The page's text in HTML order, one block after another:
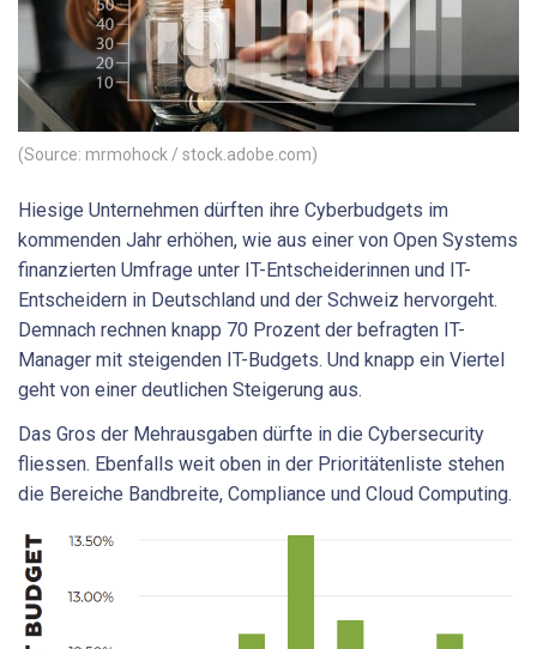
(Source: mrmohock / stock.adobe.com)
Hiesige Unternehmen dürften ihre Cyberbudgets im
kommenden Jahr erhöhen, wie aus einer von Open Systems
finanzierten Umfrage unter IT-Entscheiderinnen und IT-
Entscheidern in Deutschland und der Schweiz hervorgeht.
Demnach rechnen knapp 70 Prozent der befragten IT-
Manager mit steigenden IT-Budgets. Und knapp ein Viertel
geht von einer deutlichen Steigerung aus.
Das Gros der Mehrausgaben dürfte in die Cybersecurity
fliessen. Ebenfalls weit oben in der Prioritätenliste stehen
die Bereiche Bandbreite, Compliance und Cloud Computing.